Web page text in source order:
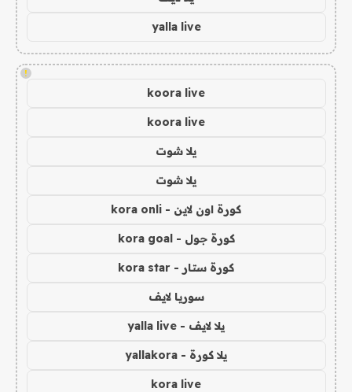
yalla live
!
koora live
koora live
يلا شوت
يلا شوت
كورة اون لاين - kora onli
كورة جول - kora goal
كورة ستار - kora star
سوريا لايف
يلا لايف - yalla live
يلا كورة - yallakora
kora live